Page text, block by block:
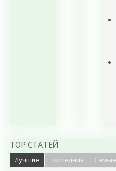
TOP СТАТЕЙ
Лучшие Последние Самые